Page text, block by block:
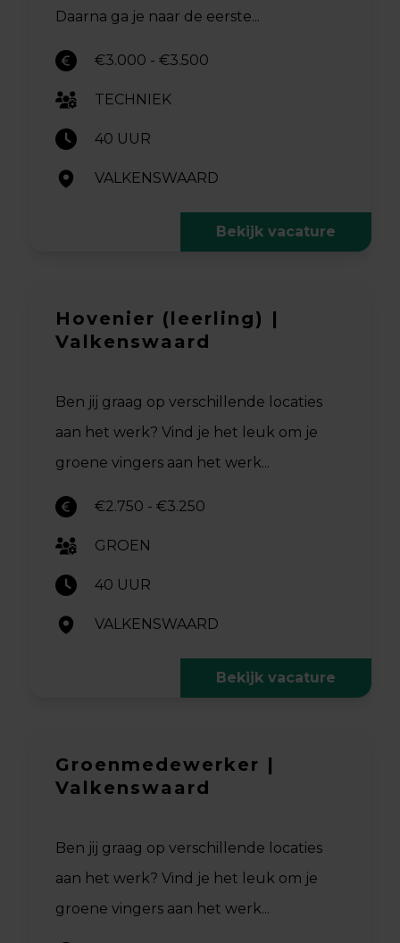
Daarna ga je naar de eerste...
€3.000 - €3.500
TECHNIEK
40 UUR
VALKENSWAARD
Bekijk vacature
Hovenier (leerling) |
Valkenswaard
Ben jij graag op verschillende locaties
aan het werk? Vind je het leuk om je
groene vingers aan het werk...
€2.750 - €3.250
GROEN
40 UUR
VALKENSWAARD
Bekijk vacature
Groenmedewerker |
Valkenswaard
Ben jij graag op verschillende locaties
aan het werk? Vind je het leuk om je
groene vingers aan het werk...